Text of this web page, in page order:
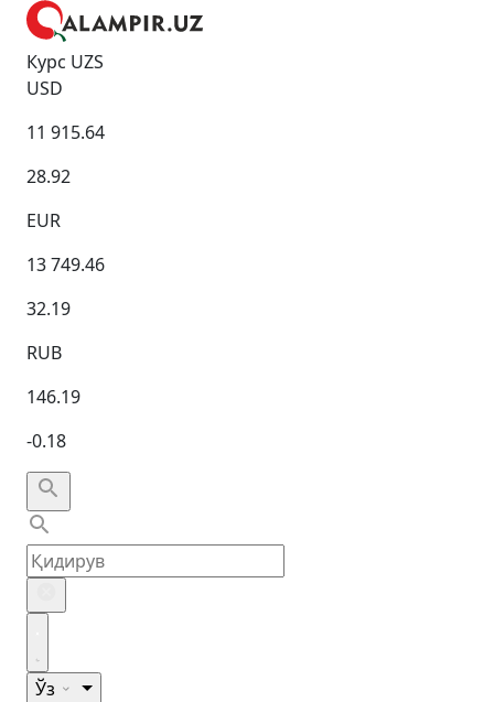
Курс UZS
USD
11 915.64
28.92
EUR
13 749.46
32.19
RUB
146.19
-0.18
Ўз